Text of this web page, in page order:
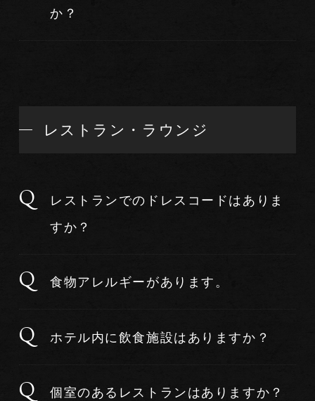
か？
レストラン・ラウンジ
レストランでのドレスコードはありま
すか？
食物アレルギーがあります。
ホテル内に飲食施設はありますか？
個室のあるレストランはありますか？